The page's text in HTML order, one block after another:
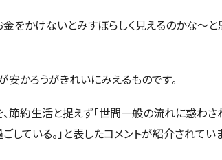
をかけないとみすぼらしく見えるのかな～と
かろうがきれいにみえるものです。
節約生活と捉えず「世間一般の流れに惑わさ
している。」と表したコメントが紹介されてい